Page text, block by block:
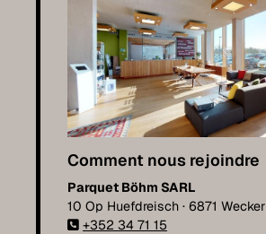
Comment nous rejoindre
Parquet Böhm SARL
10 Op Huefdreisch · 6871 Wecker
+352 34 71 15